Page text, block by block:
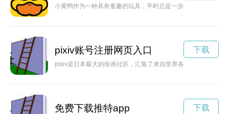
小黄鸭作为一种具有童趣的玩具，平时总是一步一步地慢悠悠
pixiv账号注册网页入口
pixiv是日本最大的绘画社区，汇集了来自世界各地的创意艺术
下载
免费下载推特app 下载